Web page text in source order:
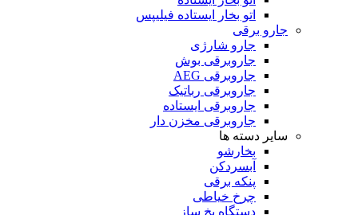
اتو بخار ایستاده فیلیپس
جارو برقی
جارو شارژی
جاروبرقی بوش
جاروبرقی AEG
جاروبرقی رباتیک
جاروبرقی ایستاده
جاروبرقی مخزن دار
سایر دسته ها
بخارشو
آبسردکن
پنکه برقی
چرخ خیاطی
دستگاه یخ ساز